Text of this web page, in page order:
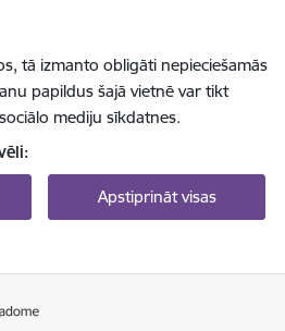
tā izmanto obligāti nepieciešamās
papildus šajā vietnē var tikt
mediju sīkdatnes.
Apstiprināt visas